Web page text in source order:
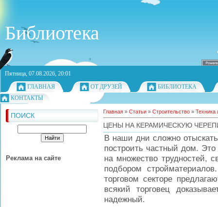
Библиотека
Пятница, 07.08.2026, 20:01
ГЛАВНАЯ
ОТ ДРУЗЕЙ
БИБЛИОТЕКА
КОНТАКТЫ
ПОИСК
Реклама на сайте
Главная » Статьи » Строительство » Техника
ЦЕНЫ НА КЕРАМИЧЕСКУЮ
В наши дни сложно
построить частный дом. Это
на множество трудностей,
подбором
торговом секторе
всякий торговец
надежный.